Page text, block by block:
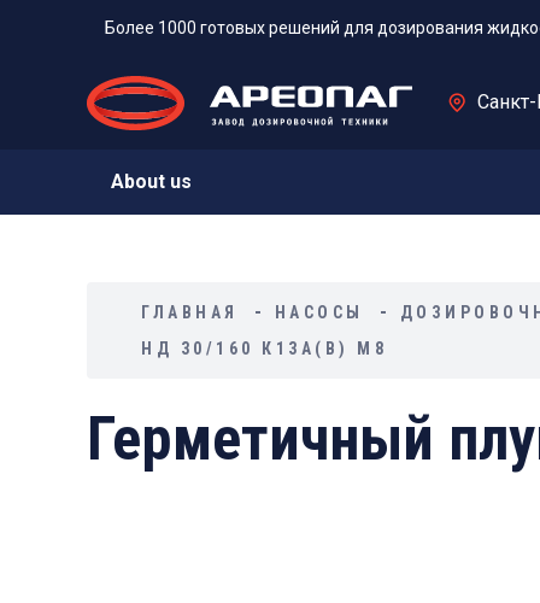
Более 1000 готовых решений для дозирования
About us
ГЛАВНАЯ НАСОСЫ
НД 30/160 К13А(В) М8
Герметичный